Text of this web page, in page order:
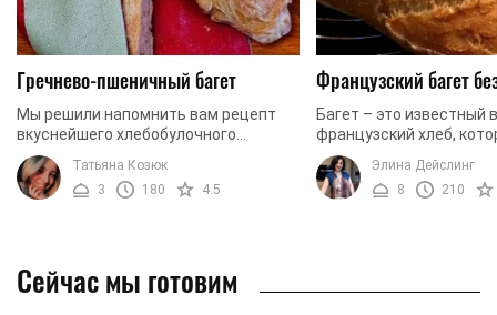
Гречнево-пшеничный багет
Мы решили напомнить вам рецепт
вкуснейшего хлебобулочного
изделия - багета. Мы не можем
обойти стороной гречнево-
пшеничный багет, который давно ...
Татьяна Козюк
3
180 4.5
Французский багет
Багет – это известный
французский хлеб,
столетнюю историю.
продолговатого хлеба
мякишем и хрустящей ...
Элина Дейслинг
8
210
Сейчас мы готовим